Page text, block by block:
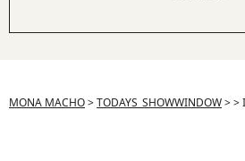
MONA MACHO>TODAYS_SHOWWINDOW>>